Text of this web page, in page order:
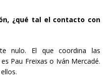
¿qué tal el contacto con
nulo. El que coordina las
Pau Freixas o Iván Mercadé.